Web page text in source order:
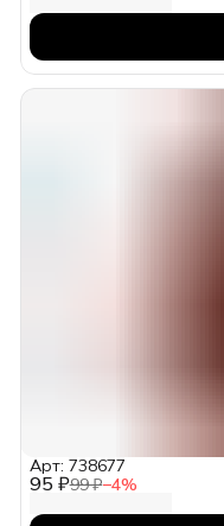
95 ₽99 ₽−4%
Арт: 738677